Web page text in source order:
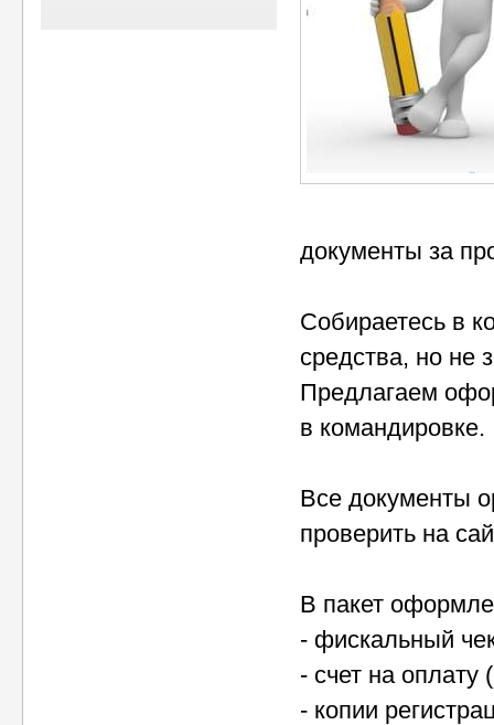
документы за
Собираетесь в
средства, но не
Предлагаем
в командировке.
Все документы
проверить на
В пакет
- фискальный
- счет на оплату
- копии